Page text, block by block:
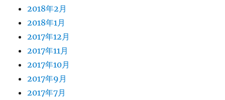
2018年2月
2018年1月
2017年12月
2017年11月
2017年10月
2017年9月
2017年7月